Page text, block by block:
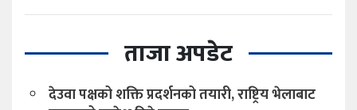
ताजा अपडेट
देउवा पक्षको शक्ति प्रदर्शनको तयारी, राष्ट्रिय भेलाबाट